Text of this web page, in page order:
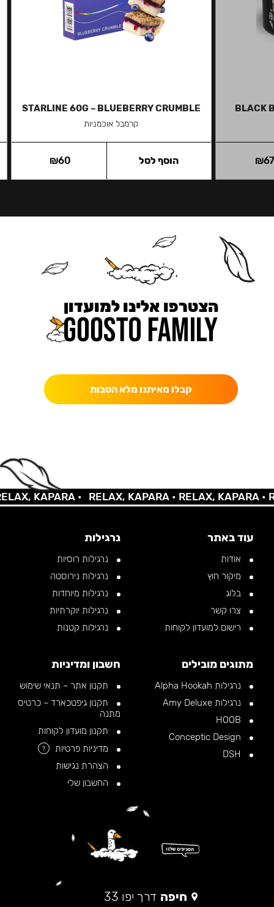
BLACK
₪
STARLINE 60G – BLUEBERRY CRUMBLE
קרמבל אוכמניות
₪60 הוסף לסל
הצטרפו אלינו למועדון
קבלו מאיתנו מלא הטבות
KAPARA • RELAX, KAPARA •RELAX, KAPARA •
עוד באתר
אודות
מיקור חוץ
בלוג
צרו קשר
רישום למועדון לקוחות
נרגילות
נרגילות רוסיות
נרגילות נירוסטה
נרגילות מיוחדות
נרגילות יוקרתיות
נרגילות קטנות
מתוגים מובילים
נרגילות Alpha Hookah
נרגילות Amy Deluxe
חשבון ומדיניות
תקנון אתר – תנאי שימוש
תקנון גיפטכארד – כרטיס
מתנה
תקנון מועדון לקוחות
מדיניות פרטיות
?
הצהרת נגישות
החשבון שלי
חיפה דרך יפו 33